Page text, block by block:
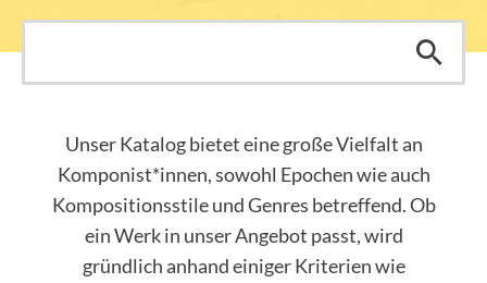
Unser Katalog bietet eine große Vielfalt an
Komponist*innen, sowohl Epochen wie auch
Kompositionsstile und Genres betreffend. Ob
ein Werk in unser Angebot passt, wird
gründlich anhand einiger Kriterien wie